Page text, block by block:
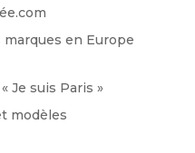
en Europe
Je suis Paris »
modèles